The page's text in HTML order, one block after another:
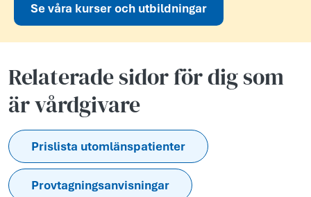
Se våra kurser och utbildningar
Relaterade sidor för dig som
är vårdgivare
Prislista utomlänspatienter
Provtagningsanvisningar